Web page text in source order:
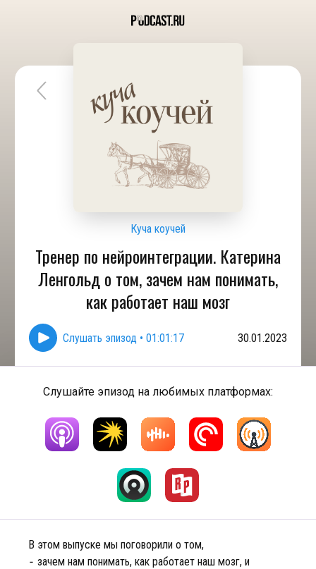
Куча коучей
Тренер по нейроинтеграции. Катерина
Ленгольд о том, зачем нам понимать,
как работает наш мозг
Слушать эпизод • 01:01:17 30.01.2023
Слушайте эпизод на любимых платформах:
В этом выпуске мы поговорили о том,
⁃ зачем нам понимать, как работает наш мозг, и